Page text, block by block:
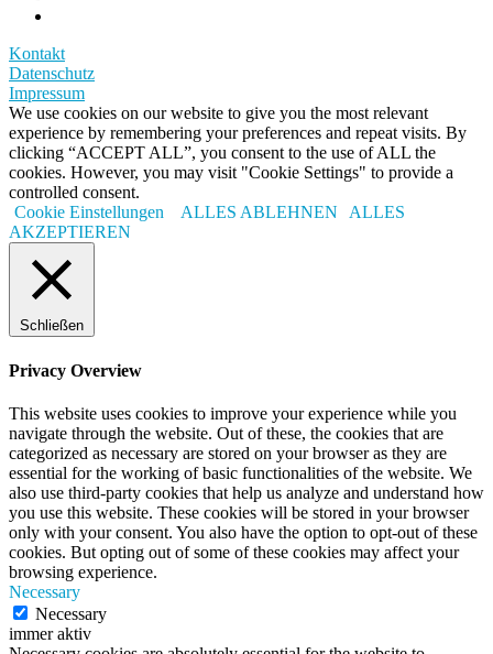
Kontakt
Datenschutz
Impressum
We use cookies on our website to give you the most relevant
experience by remembering your preferences and repeat visits. By
clicking “ACCEPT ALL”, you consent to the use of ALL the
cookies. However, you may visit "Cookie Settings" to provide a
controlled consent.
Cookie Einstellungen
ALLES ABLEHNEN
ALLES
AKZEPTIEREN
Schließen
Privacy Overview
This website uses cookies to improve your experience while you
navigate through the website. Out of these, the cookies that are
categorized as necessary are stored on your browser as they are
essential for the working of basic functionalities of the website. We
also use third-party cookies that help us analyze and understand how
you use this website. These cookies will be stored in your browser
only with your consent. You also have the option to opt-out of these
cookies. But opting out of some of these cookies may affect your
browsing experience.
Necessary
Necessary
immer aktiv